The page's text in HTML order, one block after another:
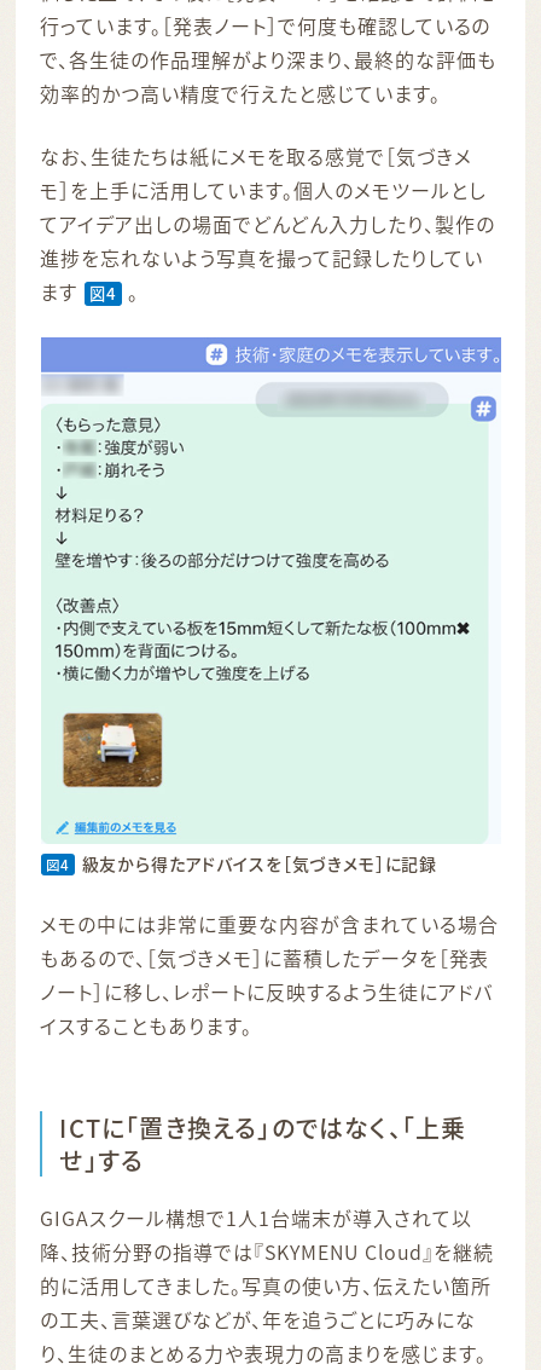
行っています。［発表ノート］で何度も確認しているの
で、各生徒の作品理解がより深まり、最終的な評価も
効率的かつ高い精度で行えたと感じています。
なお、生徒たちは紙にメモを取る感覚で［気づきメ
モ］を上手に活用しています。個人のメモツールとし
てアイデア出しの場面でどんどん入力したり、製作の
進捗を忘れないよう写真を撮って記録したりしてい
ます
図4 。
図4 級友から得たアドバイスを［気づきメモ］に記録
メモの中には非常に重要な内容が含まれている場合
もあるので、［気づきメモ］に蓄積したデータを［発表
ノート］に移し、レポートに反映するよう生徒にアドバ
イスすることもあります。
ICTに「置き換える」のではなく、「上乗
せ」する
GIGAスクール構想で1人1台端末が導入されて以
降、技術分野の指導では『SKYMENU Cloud』を継続
的に活用してきました。写真の使い方、伝えたい箇所
の工夫、言葉選びなどが、年を追うごとに巧みにな
り、生徒のまとめる力や表現力の高まりを感じます。